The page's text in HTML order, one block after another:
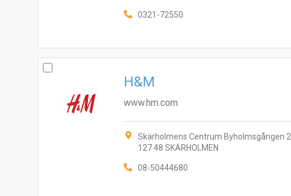
0321-72550
H&M
www.hm.com
Skärholmens Centrum Byholmsgången 2
127 48 SKÄRHOLMEN
08-50444680